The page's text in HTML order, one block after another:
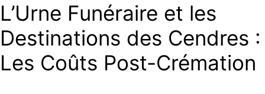
L’Urne Funéraire et les
Destinations des Cendres :
Les Coûts Post-Crémation